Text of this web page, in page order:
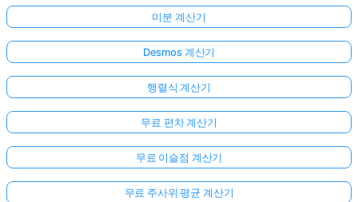
미분 계산기
Desmos 계산기
행렬식 계산기
무료 편차 계산기
무료 이슬점 계산기
무료 주사위 평균 계산기